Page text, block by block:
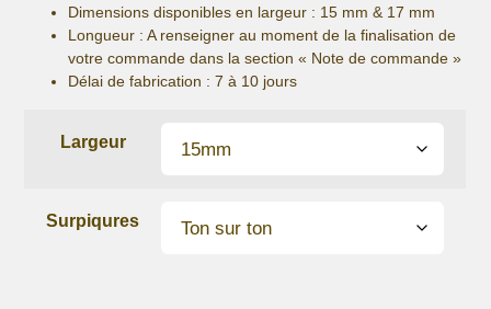
Dimensions disponibles en largeur : 15 mm & 17 mm
Longueur : A renseigner au moment de la finalisation de
votre commande dans la section « Note de commande »
Délai de fabrication : 7 à 10 jours
Largeur
Surpiqures